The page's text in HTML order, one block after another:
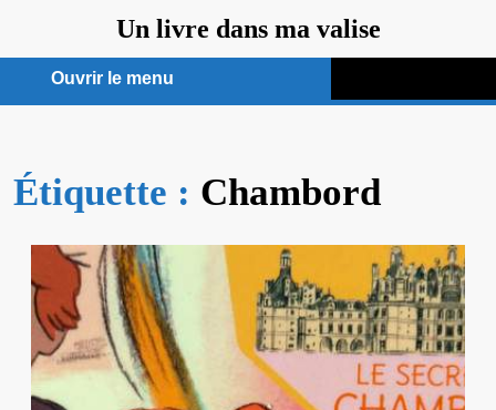
contenu
Un livre dans ma valise
Ouvrir le menu
menu
Étiquette : Chambord